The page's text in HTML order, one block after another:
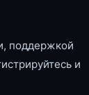
поддержкой
и